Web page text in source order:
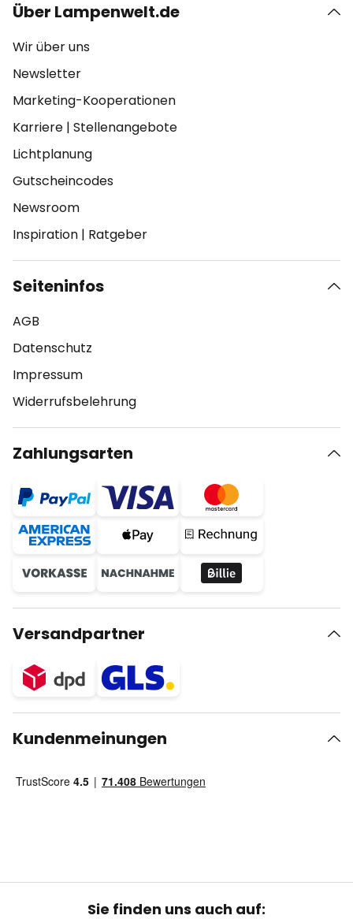
Über Lampenwelt.de
Wir über uns
Newsletter
Marketing-Kooperationen
Karriere | Stellenangebote
Lichtplanung
Gutscheincodes
Newsroom
Inspiration | Ratgeber
Seiteninfos
AGB
Datenschutz
Impressum
Widerrufsbelehrung
Zahlungsarten
Versandpartner
Kundenmeinungen
Sie finden uns auch auf: